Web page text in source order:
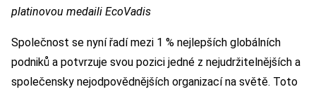
platinovou medaili EcoVadis
Společnost se nyní řadí mezi 1 % nejlepších globálních
podniků a potvrzuje svou pozici jedné z nejudržitelnějších a
společensky nejodpovědnějších organizací na světě. Toto